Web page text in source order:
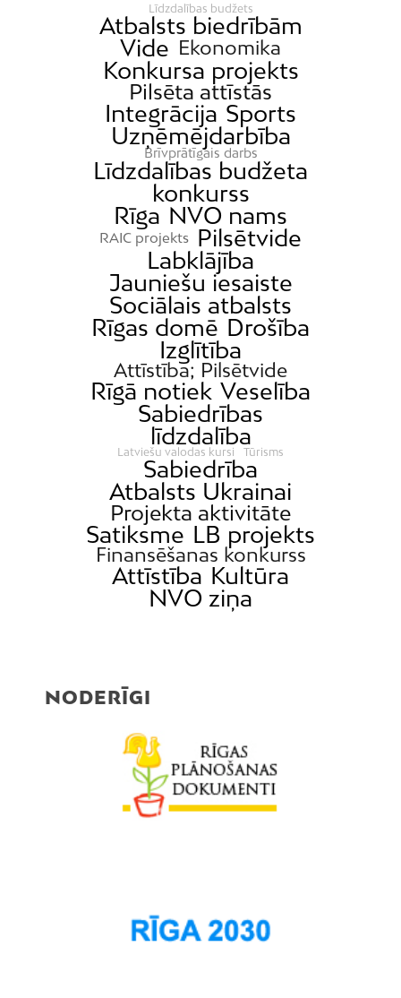
Līdzdalības budžets
Atbalsts biedrībām
Vide Ekonomika
Konkursa projekts
Pilsēta attīstās
Integrācija Sports
Uzņēmējdarbība
Brīvprātīgais darbs
Līdzdalības budžeta
konkurss
Rīga NVO nams
RAIC projekts
Pilsētvide
Labklājība
Jauniešu iesaiste
Sociālais atbalsts
Rīgas domē Drošība
Izglītība
Attīstība; Pilsētvide
Rīgā notiek Veselība
Sabiedrības
līdzdalība
Latviešu valodas kursi Tūrisms
Sabiedrība
Atbalsts Ukrainai
Projekta aktivitāte
Satiksme LB projekts
Finansēšanas konkurss
Attīstība Kultūra
NVO ziņa
NODERĪGI